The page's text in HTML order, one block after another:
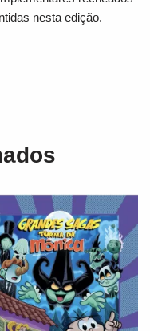
nesta edição.